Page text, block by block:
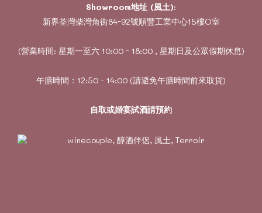
Showroom地址 (風土):
新界荃灣柴灣角街84-92號順豐工業中心15樓O室
(營業時間: 星期一至六 10:00 - 18:00 , 星期日及公眾假期休息)
午膳時間：12:50 - 14:00 (請避免午膳時間前來取貨)
自取或婚宴試酒請預約